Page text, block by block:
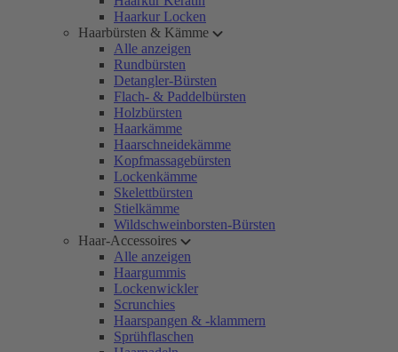
Haarkur Locken
Haarbürsten & Kämme
Alle anzeigen
Rundbürsten
Detangler-Bürsten
Flach- & Paddelbürsten
Holzbürsten
Haarkämme
Haarschneidekämme
Kopfmassagebürsten
Lockenkämme
Skelettbürsten
Stielkämme
Wildschweinborsten-Bürsten
Haar-Accessoires
Alle anzeigen
Haargummis
Lockenwickler
Scrunchies
Haarspangen & -klammern
Sprühflaschen